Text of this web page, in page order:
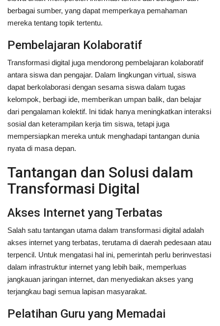
berbagai sumber, yang dapat memperkaya pemahaman
mereka tentang topik tertentu.
Pembelajaran Kolaboratif
Transformasi digital juga mendorong pembelajaran kolaboratif
antara siswa dan pengajar. Dalam lingkungan virtual, siswa
dapat berkolaborasi dengan sesama siswa dalam tugas
kelompok, berbagi ide, memberikan umpan balik, dan belajar
dari pengalaman kolektif. Ini tidak hanya meningkatkan interaksi
sosial dan keterampilan kerja tim siswa, tetapi juga
mempersiapkan mereka untuk menghadapi tantangan dunia
nyata di masa depan.
Tantangan dan Solusi dalam
Transformasi Digital
Akses Internet yang Terbatas
Salah satu tantangan utama dalam transformasi digital adalah
akses internet yang terbatas, terutama di daerah pedesaan atau
terpencil. Untuk mengatasi hal ini, pemerintah perlu berinvestasi
dalam infrastruktur internet yang lebih baik, memperluas
jangkauan jaringan internet, dan menyediakan akses yang
terjangkau bagi semua lapisan masyarakat.
Pelatihan Guru yang Memadai